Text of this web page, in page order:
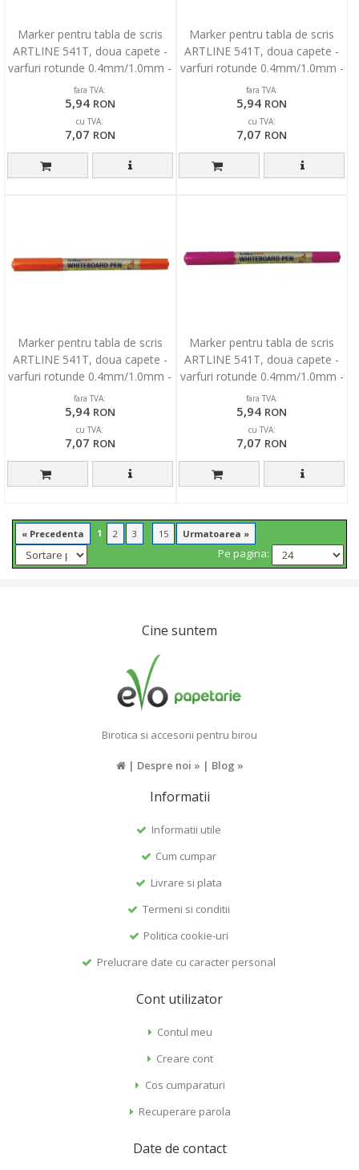
Marker pentru tabla de scris
ARTLINE 541T, doua capete -
varfuri rotunde 0.4mm/1.0mm -
albastru
fara TVA:
5,94 RON
cu TVA:
7,07 RON
Marker pentru tabla de scris
ARTLINE 541T, doua capete -
varfuri rotunde 0.4mm/1.0mm -
verde
fara TVA:
5,94 RON
cu TVA:
7,07 RON
Marker pentru tabla de scris
ARTLINE 541T, doua capete -
varfuri rotunde 0.4mm/1.0mm -
portocaliu
fara TVA:
5,94 RON
cu TVA:
7,07 RON
Marker pentru tabla de scris
ARTLINE 541T, doua capete -
varfuri rotunde 0.4mm/1.0mm -
roz
fara TVA:
5,94 RON
cu TVA:
7,07 RON
« Precedenta 1 2 3 15 Urmatoarea »
Pe pagina:
Cine suntem
Birotica si accesorii pentru birou
| Despre noi » | Blog »
Informatii
Informatii utile
Cum cumpar
Livrare si plata
Termeni si conditii
Politica cookie-uri
Prelucrare date cu caracter personal
Cont utilizator
Contul meu
Creare cont
Cos cumparaturi
Recuperare parola
Date de contact